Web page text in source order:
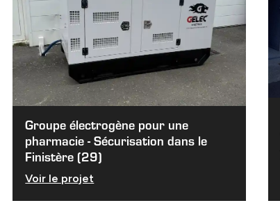
Groupe électrogène pour une
pharmacie - Sécurisation dans le
Finistère (29)
Voir le projet